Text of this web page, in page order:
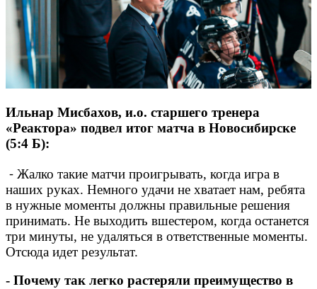
Ильнар Мисбахов, и.о. старшего тренера
«Реактора» подвел итог матча в Новосибирске
(5:4 Б):
⁃ Жалко такие матчи проигрывать, когда игра в
наших руках. Немного удачи не хватает нам, ребята
в нужные моменты должны правильные решения
принимать. Не выходить вшестером, когда останется
три минуты, не удаляться в ответственные моменты.
Отсюда идет результат.
- Почему так легко растеряли преимущество в